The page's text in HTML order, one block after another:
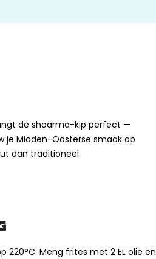
de shoarma-kip perfect —
je Midden-Oosterse smaak op
dan traditioneel.
220°C. Meng frites met 2 EL olie en